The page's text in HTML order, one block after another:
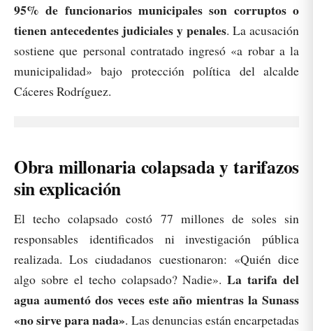
95% de funcionarios municipales son corruptos o
tienen antecedentes judiciales y penales. La acusación
sostiene que personal contratado ingresó «a robar a la
municipalidad» bajo protección política del alcalde
Cáceres Rodríguez.
Obra millonaria colapsada y tarifazos
sin explicación
El techo colapsado costó 77 millones de soles sin
responsables identificados ni investigación pública
realizada. Los ciudadanos cuestionaron: «Quién dice
algo sobre el techo colapsado? Nadie».La tarifa del
agua aumentó dos veces este año mientras la Sunass
«no sirve para nada». Las denuncias están encarpetadas